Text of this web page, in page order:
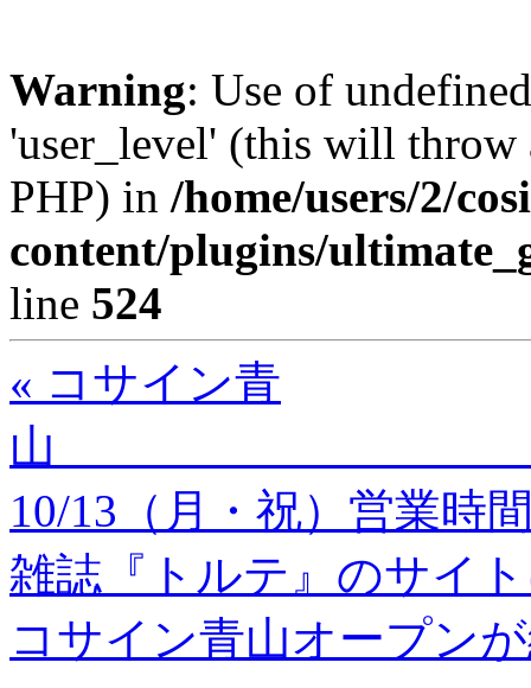
Warning: Use of
'user_level' (this will
PHP) in /home/users/2/
content/plugins/
line 524
« コサイン青
10/13（月・祝）営業時
雑誌『トルテ』のサイ
コサイン青山オープン